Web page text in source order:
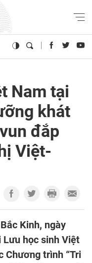
Nam tại
khát
đắp
Việt-
Kinh, ngày
Lưu học sinh Việt
Chương trình “Tri